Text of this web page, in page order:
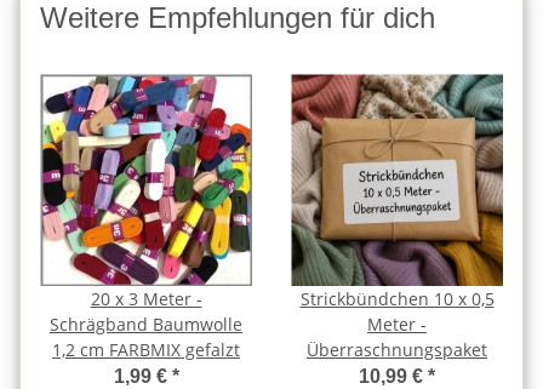
Weitere Empfehlungen für dich
20 x 3 Meter -
Schrägband Baumwolle
1,2 cm FARBMIX gefalzt
1,99 € *
Strickbündchen 10 x 0,5
Meter -
Überraschnungspaket
10,99 € *